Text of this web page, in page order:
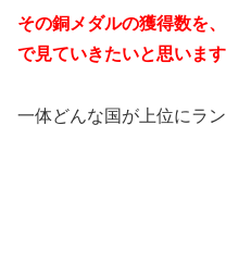
その銅メダルの獲得数を
で見ていきたいと思います
一体どんな国が上位にラ